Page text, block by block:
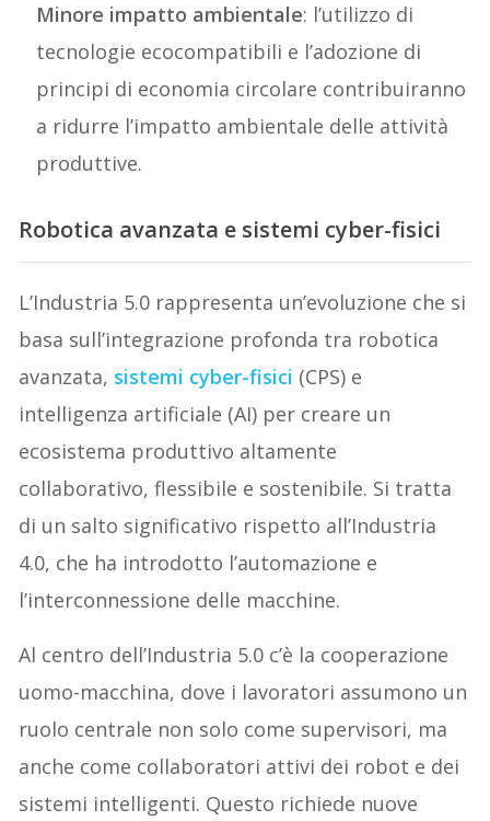
Minore impatto ambientale: l’utilizzo di
tecnologie ecocompatibili e l’adozione di
principi di economia circolare contribuiranno
a ridurre l’impatto ambientale delle attività
produttive.
Robotica avanzata e sistemi cyber-fisici
L’Industria 5.0 rappresenta un’evoluzione che si
basa sull’integrazione profonda tra robotica
avanzata, sistemi cyber-fisici (CPS) e
intelligenza artificiale (AI) per creare un
ecosistema produttivo altamente
collaborativo, flessibile e sostenibile. Si tratta
di un salto significativo rispetto all’Industria
4.0, che ha introdotto l’automazione e
l’interconnessione delle macchine.
Al centro dell’Industria 5.0 c’è la cooperazione
uomo-macchina, dove i lavoratori assumono un
ruolo centrale non solo come supervisori, ma
anche come collaboratori attivi dei robot e dei
sistemi intelligenti. Questo richiede nuove